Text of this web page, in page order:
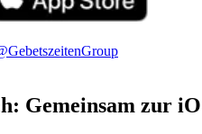
Gemeinsam zur